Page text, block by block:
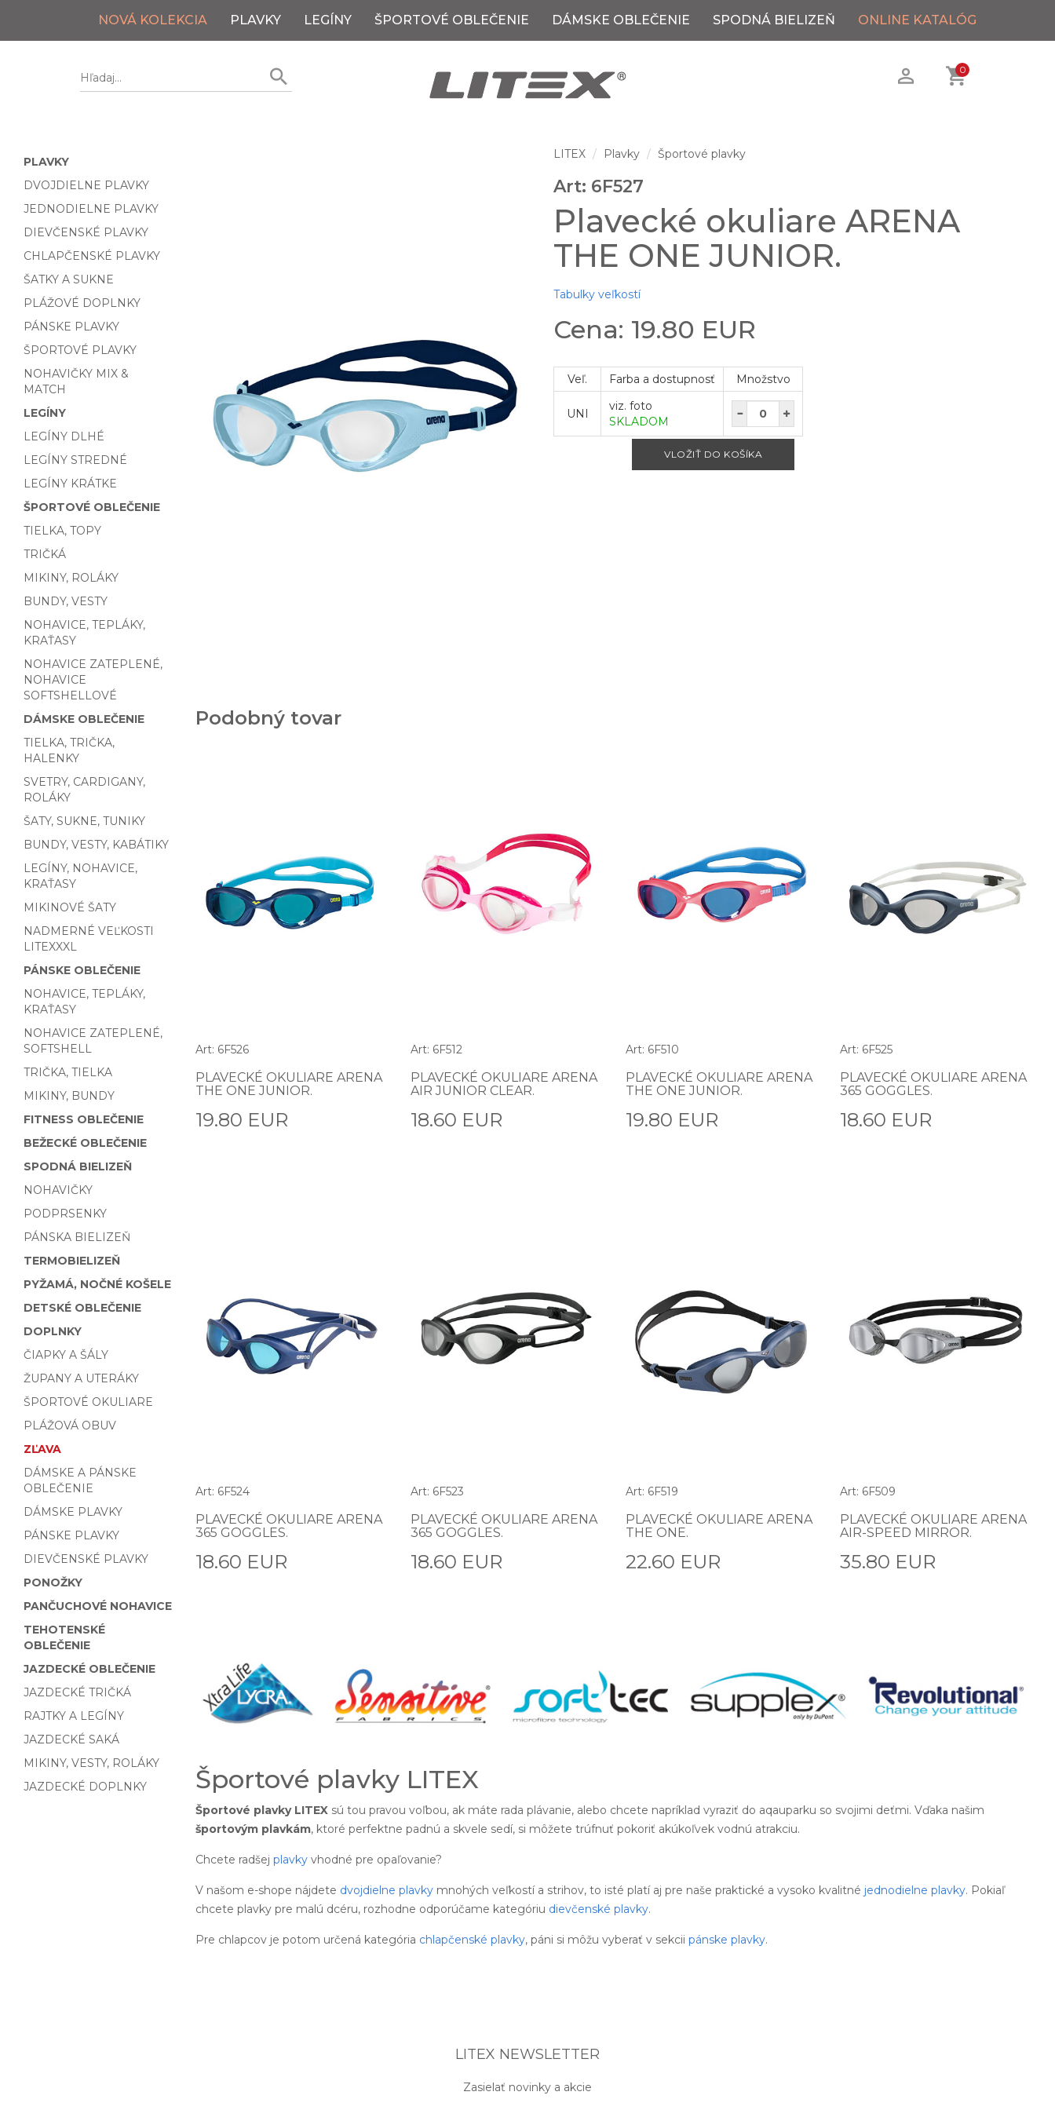
NOVÁ KOLEKCIA PLAVKY LEGÍNY ŠPORTOVÉ OBLEČENIE DÁMSKE OBLEČENIE SPODNÁ BIELIZEŇ ONLINE KATALÓG
0
PLAVKY
DVOJDIELNE PLAVKY
JEDNODIELNE PLAVKY
DIEVČENSKÉ PLAVKY
CHLAPČENSKÉ PLAVKY
ŠATKY A SUKNE
PLÁŽOVÉ DOPLNKY
PÁNSKE PLAVKY
ŠPORTOVÉ PLAVKY
NOHAVIČKY MIX &
MATCH
LEGÍNY
LEGÍNY DLHÉ
LEGÍNY STREDNÉ
LEGÍNY KRÁTKE
ŠPORTOVÉ OBLEČENIE
TIELKA, TOPY
TRIČKÁ
MIKINY, ROLÁKY
BUNDY, VESTY
NOHAVICE, TEPLÁKY,
KRAŤASY
NOHAVICE ZATEPLENÉ,
NOHAVICE
SOFTSHELLOVÉ
DÁMSKE OBLEČENIE
TIELKA, TRIČKA,
HALENKY
SVETRY, CARDIGANY,
ROLÁKY
ŠATY, SUKNE, TUNIKY
BUNDY, VESTY, KABÁTIKY
LEGÍNY, NOHAVICE,
KRAŤASY
MIKINOVÉ ŠATY
NADMERNÉ VEĽKOSTI
LITEXXXL
PÁNSKE OBLEČENIE
NOHAVICE, TEPLÁKY,
KRAŤASY
NOHAVICE ZATEPLENÉ,
SOFTSHELL
TRIČKA, TIELKA
MIKINY, BUNDY
FITNESS OBLEČENIE
BEŽECKÉ OBLEČENIE
SPODNÁ BIELIZEŇ
NOHAVIČKY
PODPRSENKY
PÁNSKA BIELIZEŇ
TERMOBIELIZEŇ
PYŽAMÁ, NOČNÉ KOŠELE
DETSKÉ OBLEČENIE
DOPLNKY
ČIAPKY A ŠÁLY
ŽUPANY A UTERÁKY
ŠPORTOVÉ OKULIARE
PLÁŽOVÁ OBUV
ZĽAVA
DÁMSKE A PÁNSKE
OBLEČENIE
DÁMSKE PLAVKY
PÁNSKE PLAVKY
DIEVČENSKÉ PLAVKY
PONOŽKY
PANČUCHOVÉ NOHAVICE
TEHOTENSKÉ
OBLEČENIE
JAZDECKÉ OBLEČENIE
JAZDECKÉ TRIČKÁ
RAJTKY A LEGÍNY
JAZDECKÉ SAKÁ
MIKINY, VESTY, ROLÁKY
JAZDECKÉ DOPLNKY
LITEX Plavky Športové plavky
Art: 6F527
Plavecké okuliare ARENA
THE ONE JUNIOR.
Tabulky veľkostí
Cena: 19.80 EUR
Veľ. Farba a dostupnosť Množstvo
UNI
viz. foto
SKLADOM
Podobný tovar
Art: 6F526
PLAVECKÉ OKULIARE ARENA
THE ONE JUNIOR.
19.80 EUR
Art: 6F512
PLAVECKÉ OKULIARE ARENA
AIR JUNIOR CLEAR.
18.60 EUR
Art: 6F510
PLAVECKÉ OKULIARE ARENA
THE ONE JUNIOR.
19.80 EUR
Art: 6F525
PLAVECKÉ OKULIARE ARENA
365 GOGGLES.
18.60 EUR
Art: 6F524
PLAVECKÉ OKULIARE ARENA
365 GOGGLES.
18.60 EUR
Art: 6F523
PLAVECKÉ OKULIARE ARENA
365 GOGGLES.
18.60 EUR
Art: 6F519
PLAVECKÉ OKULIARE ARENA
THE ONE.
22.60 EUR
Art: 6F509
PLAVECKÉ OKULIARE ARENA
AIR-SPEED MIRROR.
35.80 EUR
Športové plavky LITEX
Športové plavky LITEX sú tou pravou voľbou, ak máte rada plávanie, alebo chcete napríklad vyraziť do aqauparku so svojimi deťmi. Vďaka našim
športovým plavkám, ktoré perfektne padnú a skvele sedí, si môžete trúfnuť pokoriť akúkoľvek vodnú atrakciu.
Chcete radšej plavky vhodné pre opaľovanie?
V našom e-shope nájdete dvojdielne plavky mnohých veľkostí a strihov, to isté platí aj pre naše praktické a vysoko kvalitné jednodielne plavky. Pokiaľ
chcete plavky pre malú dcéru, rozhodne odporúčame kategóriu dievčenské plavky.
Pre chlapcov je potom určená kategória chlapčenské plavky, páni si môžu vyberať v sekcii pánske plavky.
LITEX NEWSLETTER
Zasielať novinky a akcie